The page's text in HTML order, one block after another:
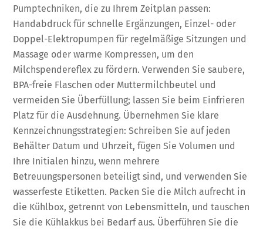
Pumptechniken, die zu Ihrem Zeitplan passen:
Handabdruck für schnelle Ergänzungen, Einzel- oder
Doppel-Elektropumpen für regelmäßige Sitzungen und
Massage oder warme Kompressen, um den
Milchspendereflex zu fördern. Verwenden Sie saubere,
BPA-freie Flaschen oder Muttermilchbeutel und
vermeiden Sie Überfüllung; lassen Sie beim Einfrieren
Platz für die Ausdehnung. Übernehmen Sie klare
Kennzeichnungsstrategien: Schreiben Sie auf jeden
Behälter Datum und Uhrzeit, fügen Sie Volumen und
Ihre Initialen hinzu, wenn mehrere
Betreuungspersonen beteiligt sind, und verwenden Sie
wasserfeste Etiketten. Packen Sie die Milch aufrecht in
die Kühlbox, getrennt von Lebensmitteln, und tauschen
Sie die Kühlakkus bei Bedarf aus. Überführen Sie die